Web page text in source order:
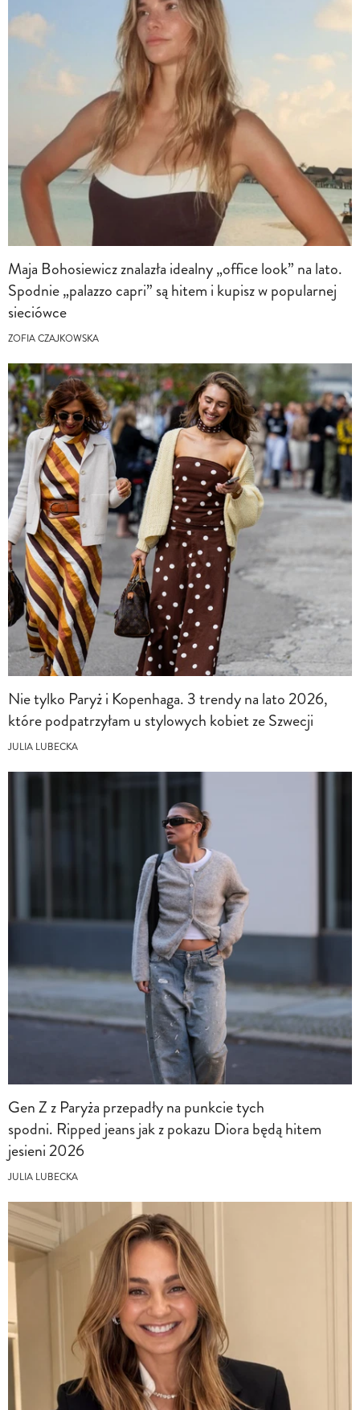
Maja Bohosiewicz znalazła idealny „office look” na lato.
Spodnie „palazzo capri” są hitem i kupisz w popularnej
sieciówce
ZOFIA CZAJKOWSKA
Nie tylko Paryż i Kopenhaga. 3 trendy na lato 2026,
które podpatrzyłam u stylowych kobiet ze Szwecji
JULIA LUBECKA
Gen Z z Paryża przepadły na punkcie tych
spodni. Ripped jeans jak z pokazu Diora będą hitem
jesieni 2026
JULIA LUBECKA